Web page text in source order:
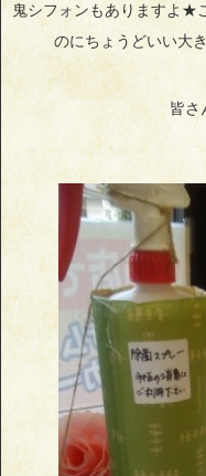
鬼シフォンもありますよ★
のにちょうどいい大
皆さ